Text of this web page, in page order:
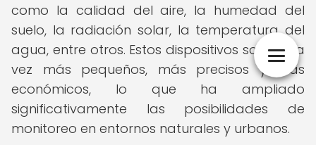
como la calidad del aire, la humedad del
suelo, la radiación solar, la temperatura del
agua, entre otros. Estos dispositivos son cada
vez más pequeños, más precisos y más
económicos, lo que ha ampliado
significativamente las posibilidades de
monitoreo en entornos naturales y urbanos.